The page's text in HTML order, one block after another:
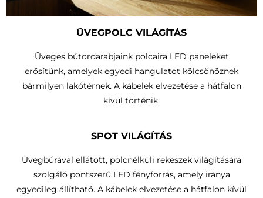
ÜVEGPOLC VILÁGÍTÁS
Üveges bútordarabjaink polcaira LED paneleket
erősítünk, amelyek egyedi hangulatot kölcsönöznek
bármilyen lakótérnek. A kábelek elvezetése a hátfalon
kívül történik.
SPOT VILÁGÍTÁS
Üvegbúrával ellátott, polcnélküli rekeszek világítására
szolgáló pontszerű LED fényforrás, amely iránya
egyedileg állítható. A kábelek elvezetése a hátfalon kívül